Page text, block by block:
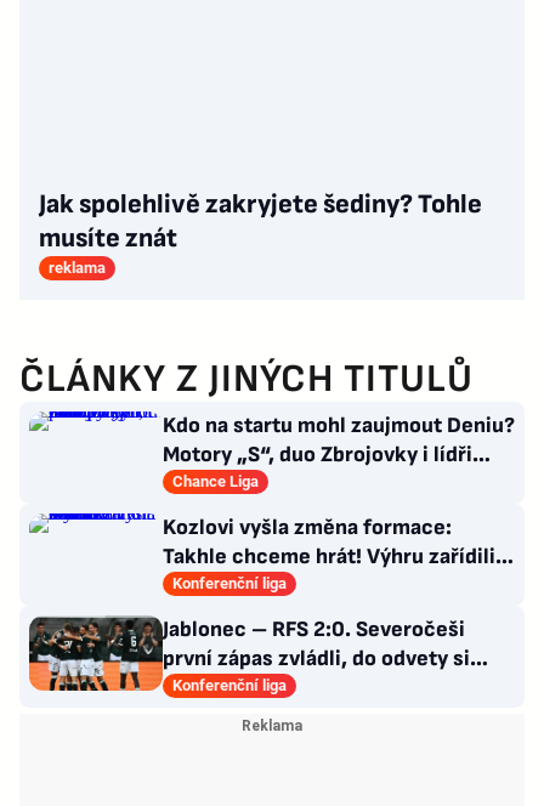
Jak spolehlivě zakryjete šediny? Tohle
musíte znát
reklama
ČLÁNKY Z JINÝCH TITULŮ
Kdo na startu mohl zaujmout Deniu?
Motory „S“, duo Zbrojovky i lídři
pohárových zástupců
Chance Liga
Kozlovi vyšla změna formace:
Takhle chceme hrát! Výhru zařídili
sváteční hlavičkáři
Konferenční liga
Jablonec – RFS 2:0. Severočeši
první zápas zvládli, do odvety si
vezou nadějný náskok
Konferenční liga